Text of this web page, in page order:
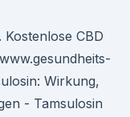
CBD
Wirkung,
- Tamsulosin